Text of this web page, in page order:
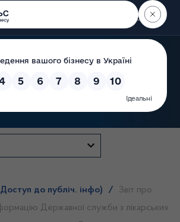
Пошук
до публіч. інфо) /
Звіт про
Державної служби з лікарських